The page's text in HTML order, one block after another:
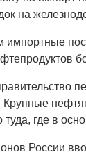
на
импортные
Крупные
туда, где в
России